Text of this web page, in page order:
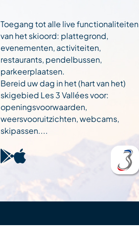
Toegang tot alle live functionaliteiten
van het skioord: plattegrond,
evenementen, activiteiten,
restaurants, pendelbussen,
parkeerplaatsen.
Bereid uw dag in het (hart van het)
skigebied Les 3 Vallées voor:
openingsvoorwaarden,
weersvooruitzichten, webcams,
skipassen....